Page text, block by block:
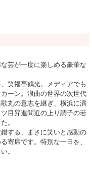
芸が一度に楽しめる豪華な
笑福亭鶴光。メディアでも
ーン。浪曲の世界の次世代
丸の意志を継ぎ、横浜に演
目昇進間近の上り調子の若
。
する、まさに笑いと感動の
寄席です。特別な一日を、
。